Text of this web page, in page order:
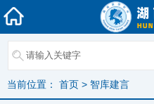
当前位置： 首页 > 智库建言